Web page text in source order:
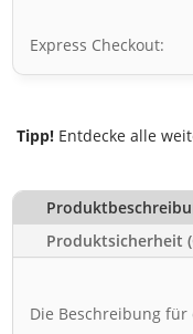
Express Checkout:
Tipp! Entdecke alle
Produktsicherheit
Die Beschreibung